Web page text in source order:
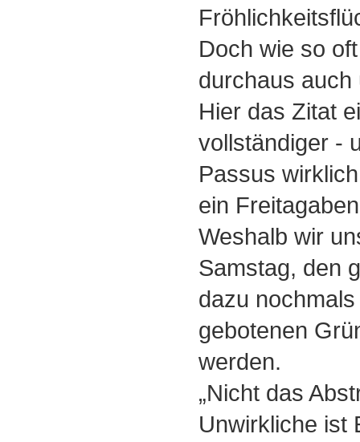
Doch wie so
durchaus
Hier das Zitat
vollständiger -
Passus
ein
Weshalb wir
Samstag, den
dazu
gebotenen
werden.
„Nicht das
Unwirkliche ist